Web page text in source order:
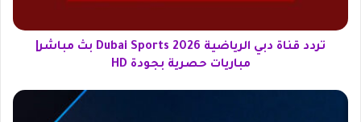
د
ل
تردد قناة دبي الرياضية Dubai Sports 2026 بث مباشر|
مباريات حصرية بجودة HD
س